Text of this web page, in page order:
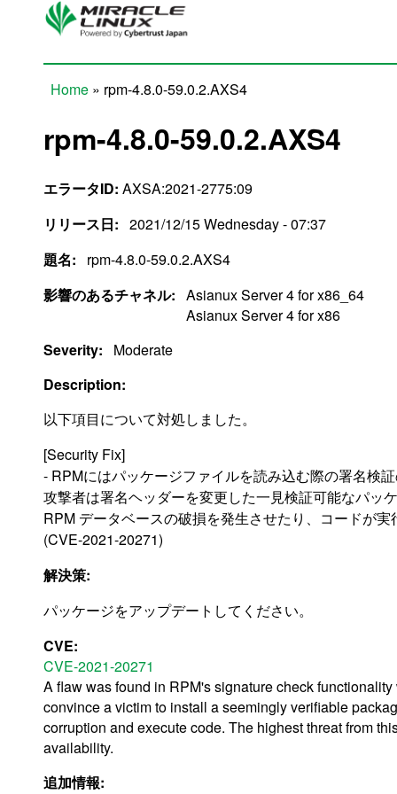
Skip to main content
Home » rpm-4.8.0-59.0.2.AXS4
rpm-4.8.0-59.0.2.AXS4
エラータID: AXSA:2021-2775:09
リリース日: 2021/12/15 Wednesday - 07:37
題名:
rpm-4.8.0-59.0.2.AXS4
影響のあるチャネル: Asianux Server 4 for x86_64
Asianux Server 4 for x86
Severity:
Moderate
Description:
以下項目について対処しました。
[Security Fix]
- RPMにはパッケージファイルを読み込む際の署名検
攻撃者は署名ヘッダーを変更した一見検証可能なパッ
RPM データベースの破損を発生させたり、コードが
(CVE-2021-20271)
解決策:
パッケージをアップデートしてください。
CVE:
CVE-2021-20271
A flaw was found in RPM's signature check
convince a victim to install a seemingly verifiable
corruption and execute code. The highest threat from
availability.
追加情報: